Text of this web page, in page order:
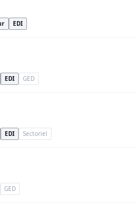
EDI
EDI GED
EDI Sectoriel
GED